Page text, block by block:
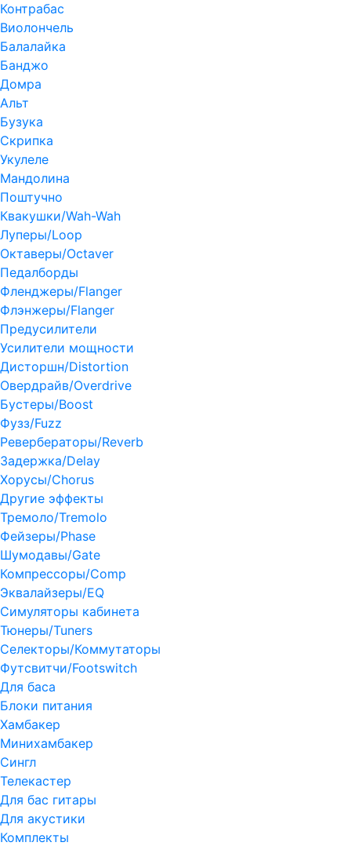
Контрабас
Виолончель
Балалайка
Банджо
Домра
Альт
Бузука
Скрипка
Укулеле
Мандолина
Поштучно
Квакушки/Wah-Wah
Луперы/Loop
Октаверы/Octaver
Педалборды
Фленджеры/Flanger
Флэнжеры/Flanger
Предусилители
Усилители мощности
Дисторшн/Distortion
Овердрайв/Overdrive
Бустеры/Boost
Фузз/Fuzz
Ревербераторы/Reverb
Задержка/Delay
Хорусы/Chorus
Другие эффекты
Тремоло/Tremolo
Фейзеры/Phase
Шумодавы/Gate
Компрессоры/Comp
Эквалайзеры/EQ
Симуляторы кабинета
Тюнеры/Tuners
Селекторы/Коммутаторы
Футсвитчи/Footswitch
Для баса
Блоки питания
Хамбакер
Минихамбакер
Сингл
Телекастер
Для бас гитары
Для акустики
Комплекты